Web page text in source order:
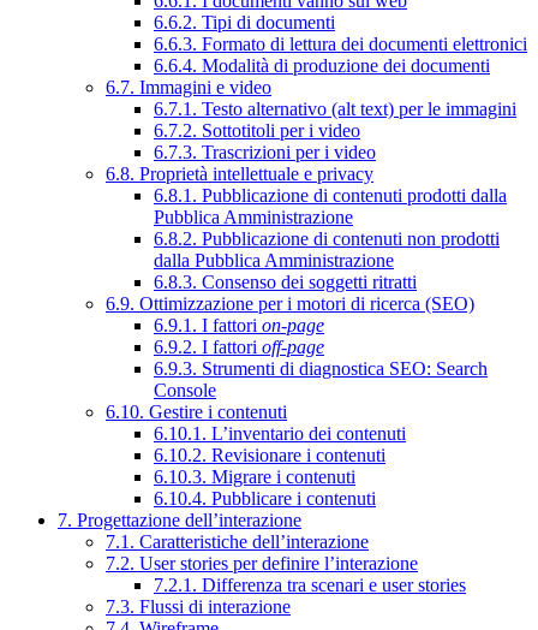
6.6.2. Tipi di documenti
6.6.3. Formato di lettura dei documenti elettronici
6.6.4. Modalità di produzione dei documenti
6.7. Immagini e video
6.7.1. Testo alternativo (alt text) per le immagini
6.7.2. Sottotitoli per i video
6.7.3. Trascrizioni per i video
6.8. Proprietà intellettuale e privacy
6.8.1. Pubblicazione di contenuti prodotti dalla
Pubblica Amministrazione
6.8.2. Pubblicazione di contenuti non prodotti
dalla Pubblica Amministrazione
6.8.3. Consenso dei soggetti ritratti
6.9. Ottimizzazione per i motori di ricerca (SEO)
6.9.1. I fattori on-page
6.9.2. I fattori off-page
6.9.3. Strumenti di diagnostica SEO: Search
Console
6.10. Gestire i contenuti
6.10.1. L’inventario dei contenuti
6.10.2. Revisionare i contenuti
6.10.3. Migrare i contenuti
6.10.4. Pubblicare i contenuti
7. Progettazione dell’interazione
7.1. Caratteristiche dell’interazione
7.2. User stories per definire l’interazione
7.2.1. Differenza tra scenari e user stories
7.3. Flussi di interazione